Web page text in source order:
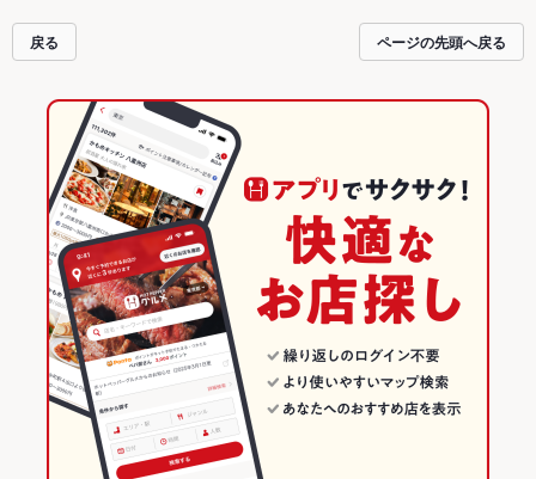
戻る ページの先頭へ戻る